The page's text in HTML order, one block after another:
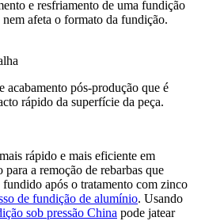
e resfriamento de uma fundição
afeta o formato da fundição.
acabamento pós-produção que é
rápido da superfície da peça.
rápido e mais eficiente em
a remoção de rebarbas que
após o tratamento com zinco
de fundição de alumínio. Usando
sob pressão China pode jatear